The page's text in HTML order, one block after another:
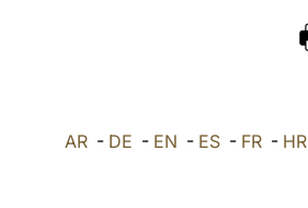
AR- DE - EN - ES- FR- HR